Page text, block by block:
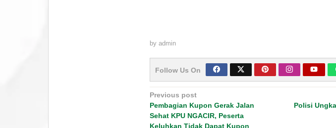
by admin
Follow Us On
Post
navigation
Previous post
Pembagian Kupon Gerak Jalan
Sehat KPU NGACIR, Peserta
Keluhkan Tidak Dapat Kupon
Polisi